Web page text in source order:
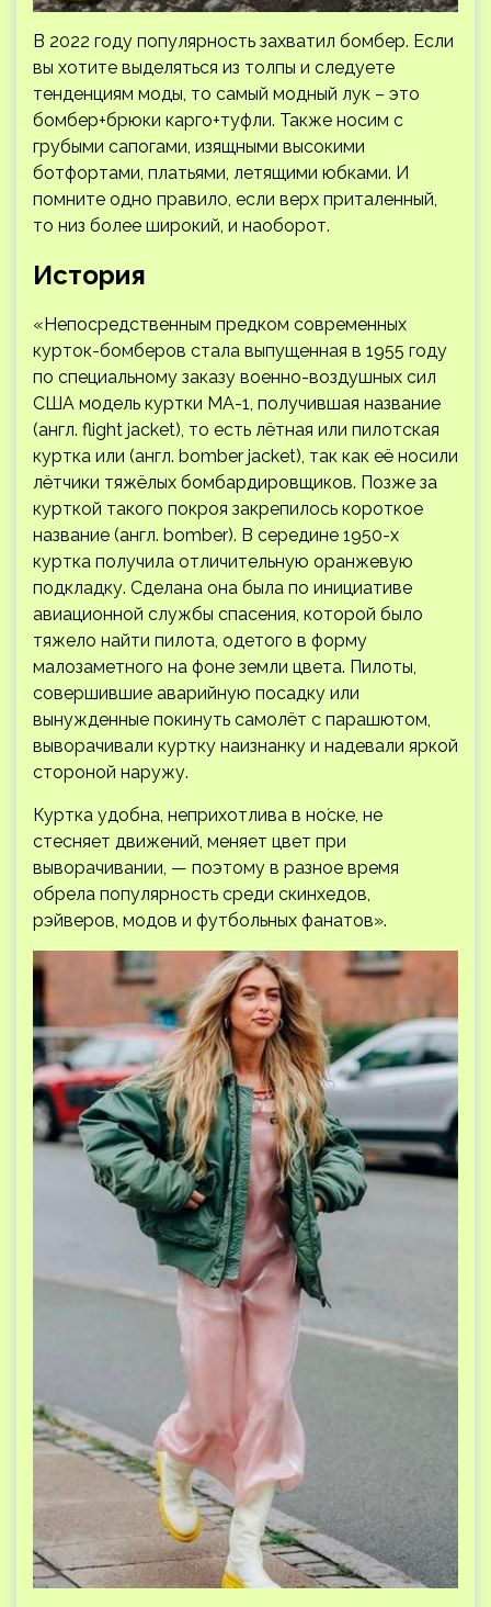
В 2022 году популярность захватил бомбер. Если
вы хотите выделяться из толпы и следуете
тенденциям моды, то самый модный лук – это
бомбер+брюки карго+туфли. Также носим с
грубыми сапогами, изящными высокими
ботфортами, платьями, летящими юбками. И
помните одно правило, если верх приталенный,
то низ более широкий, и наоборот.
История
«Непосредственным предком современных
курток-бомберов стала выпущенная в 1955 году
по специальному заказу военно-воздушных сил
США модель куртки МА-1, получившая название
(англ. flight jacket), то есть лётная или пилотская
куртка или (англ. bomber jacket), так как её носили
лётчики тяжёлых бомбардировщиков. Позже за
курткой такого покроя закрепилось короткое
название (англ. bomber). В середине 1950-х
куртка получила отличительную оранжевую
подкладку. Сделана она была по инициативе
авиационной службы спасения, которой было
тяжело найти пилота, одетого в форму
малозаметного на фоне земли цвета. Пилоты,
совершившие аварийную посадку или
вынужденные покинуть самолёт с парашютом,
выворачивали куртку наизнанку и надевали яркой
стороной наружу.
Куртка удобна, неприхотлива в но́ске, не
стесняет движений, меняет цвет при
выворачивании, — поэтому в разное время
обрела популярность среди скинхедов,
рэйверов, модов и футбольных фанатов».